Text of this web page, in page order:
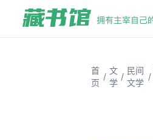
首
页
/
文
学
/
民间
文学
/